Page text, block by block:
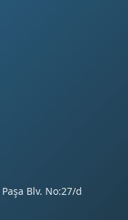
Blv. No:27/d